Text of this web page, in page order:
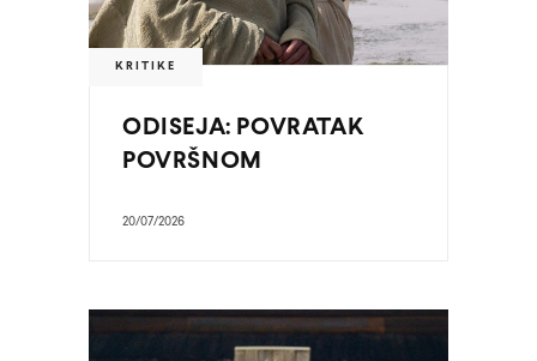
KRITIKE
ODISEJA: POVRATAK
POVRŠNOM
20/07/2026